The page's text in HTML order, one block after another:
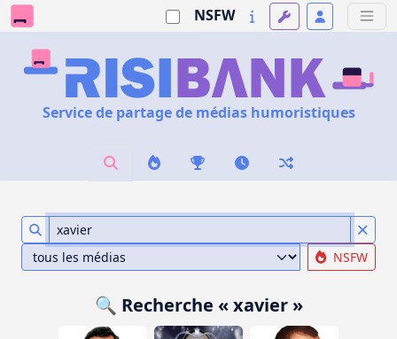
NSFW
Service de partage de médias humoristiques
NSFW
🔍 Recherche « xavier »